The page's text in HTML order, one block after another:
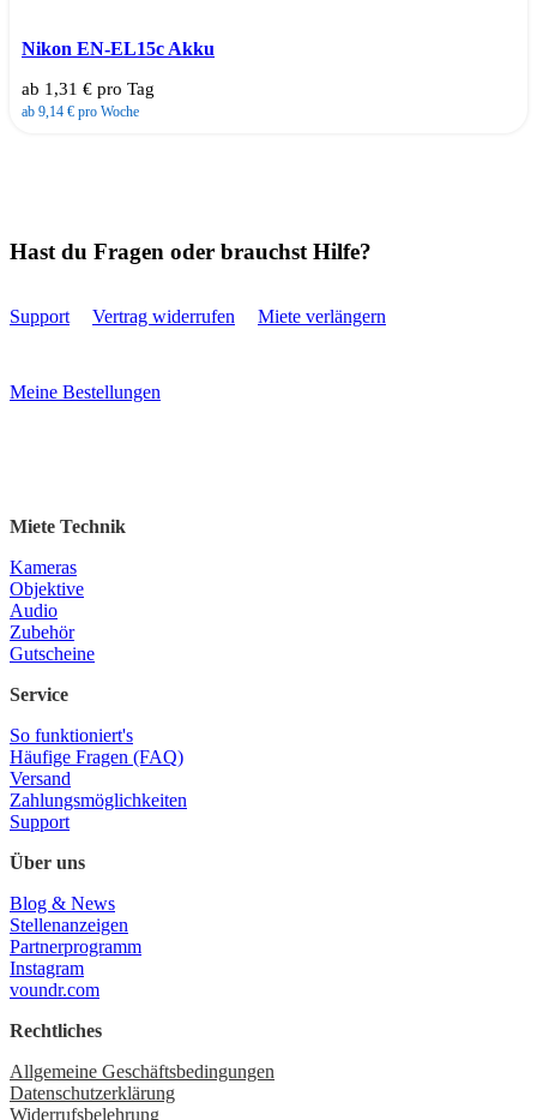
Nikon EN-EL15c Akku
ab 1,31 € pro Tag
ab 9,14 € pro Woche
Hast du Fragen oder brauchst Hilfe?
Support Vertrag widerrufen Miete verlängern
Meine Bestellungen
Miete Technik
Kameras
Objektive
Audio
Zubehör
Gutscheine
Service
So funktioniert's
Häufige Fragen (FAQ)
Versand
Zahlungsmöglichkeiten
Support
Über uns
Blog & News
Stellenanzeigen
Partnerprogramm
Instagram
voundr.com
Rechtliches
Allgemeine Geschäftsbedingungen
Datenschutzerklärung
Widerrufsbelehrung